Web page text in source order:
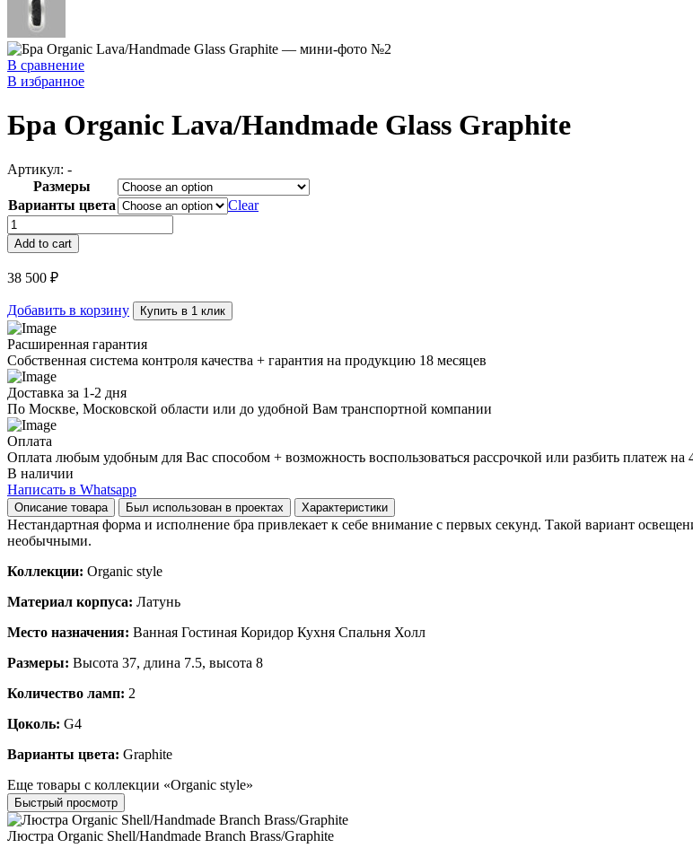
В сравнение
В избранное
Бра Organic Lava/Handmade Glass Graphite
Артикул: -
Размеры
Варианты цвета
Clear
Бра
Organic
Lava/Handmade
Glass
Graphite
quantity
Add to cart
38 500 ₽
Добавить в корзину Купить в 1 клик
Расширенная гарантия
Собственная система контроля качества + гарантия на продукцию 18 месяцев
Доставка за 1-2 дня
По Москве, Московской области или до удобной Вам транспортной компании
Оплата
Оплата любым удобным для Вас способом + возможность воспользоваться рассрочкой или разбить платеж на
В наличии
Написать в Whatsapp
Описание товара Был использован в проектах Характеристики
Нестандартная форма и исполнение бра привлекает к себе внимание с первых секунд. Такой вариант
необычными.
Коллекции: Organic style
Материал корпуса: Латунь
Место назначения: Ванная Гостиная Коридор Кухня Спальня Холл
Размеры: Высота 37, длина 7.5, высота 8
Количество ламп: 2
Цоколь: G4
Варианты цвета: Graphite
Еще товары с коллекции «Organic style»
Быстрый просмотр
Люстра Organic Shell/Handmade Branch Brass/Graphite